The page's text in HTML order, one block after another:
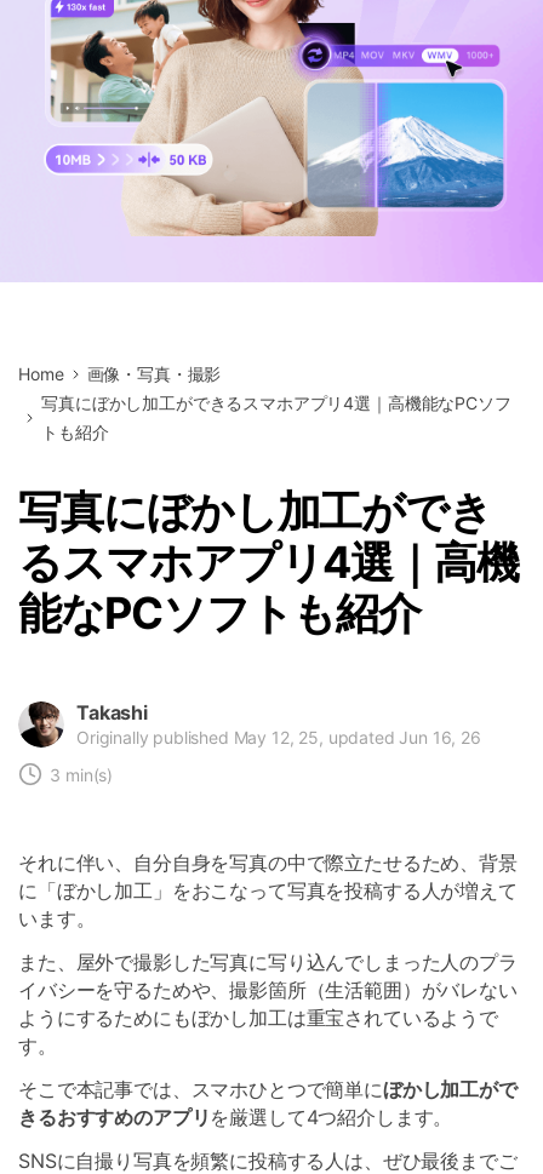
Home
画像・写真・撮影
写真にぼかし加工ができるスマホアプリ4選｜高機能なPCソフ
トも紹介
写真にぼかし加工ができ
るスマホアプリ4選｜高機
能なPCソフトも紹介
Takashi
Originally published May 12, 25, updated Jun 16, 26
3 min(s)
それに伴い、自分自身を写真の中で際立たせるため、背景
に「ぼかし加工」をおこなって写真を投稿する人が増えて
います。
また、屋外で撮影した写真に写り込んでしまった人のプラ
イバシーを守るためや、撮影箇所（生活範囲）がバレない
ようにするためにもぼかし加工は重宝されているようで
す。
そこで本記事では、スマホひとつで簡単にぼかし加工がで
きるおすすめのアプリ を厳選して4つ紹介します。
SNSに自撮り写真を頻繁に投稿する人は、ぜひ最後までご